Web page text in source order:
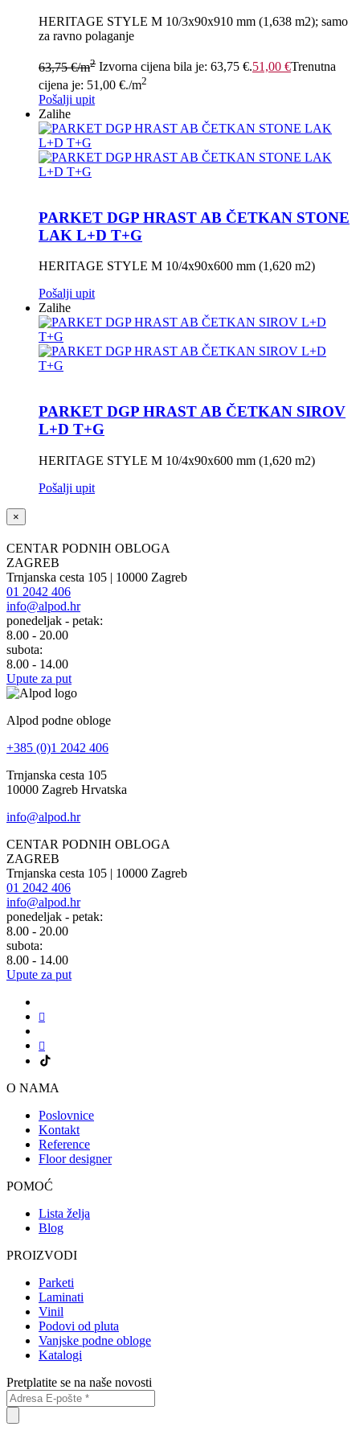
HERITAGE STYLE M 10/3x90x910 mm (1,638 m2); samo
za ravno polaganje
63,75€/m2 Izvorna cijena bila je: 63,75 €.51,00 €Trenutna
cijena je: 51,00 €./m2
Pošalji upit
Zalihe
PARKET DGP HRAST AB ČETKAN STONE
LAK L+D T+G
HERITAGE STYLE M 10/4x90x600 mm (1,620 m2)
Pošalji upit
Zalihe
PARKET DGP HRAST AB ČETKAN SIROV
L+D T+G
HERITAGE STYLE M 10/4x90x600 mm (1,620 m2)
Pošalji upit
×
CENTAR PODNIH OBLOGA
ZAGREB
Trnjanska cesta 105 | 10000 Zagreb
01 2042 406
info@alpod.hr
ponedeljak - petak:
8.00 - 20.00
subota:
8.00 - 14.00
Upute za put
Alpod podne obloge
+385 (0)1 2042 406
Trnjanska cesta 105
10000 Zagreb Hrvatska
info@alpod.hr
CENTAR PODNIH OBLOGA
ZAGREB
Trnjanska cesta 105 | 10000 Zagreb
01 2042 406
info@alpod.hr
ponedeljak - petak:
8.00 - 20.00
subota:
8.00 - 14.00
Upute za put
O NAMA
Poslovnice
Kontakt
Reference
Floor designer
POMOĆ
Lista želja
Blog
PROIZVODI
Parketi
Laminati
Vinil
Podovi od pluta
Vanjske podne obloge
Katalogi
Pretplatite se na naše novosti